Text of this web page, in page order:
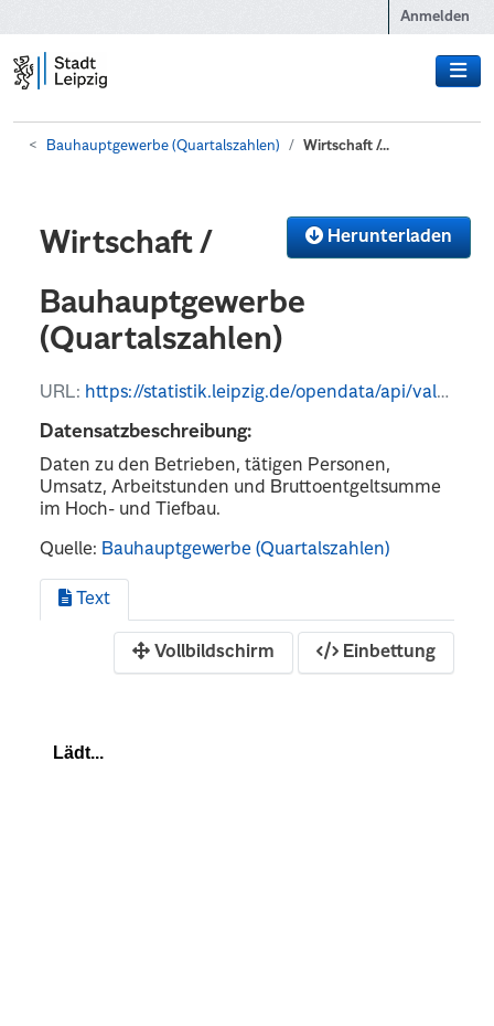
Anmelden
Bauhauptgewerbe (Quartalszahlen) Wirtschaft /...
Herunterladen
Wirtschaft /
Bauhauptgewerbe
(Quartalszahlen)
URL: https://statistik.leipzig.de/opendata/api/values?kategorie_nr=8&rubrik_nr=4&periode=q&format=json
Datensatzbeschreibung:
Daten zu den Betrieben, tätigen Personen,
Umsatz, Arbeitstunden und Bruttoentgeltsumme
im Hoch- und Tiefbau.
Quelle: Bauhauptgewerbe (Quartalszahlen)
Text
Vollbildschirm Einbettung